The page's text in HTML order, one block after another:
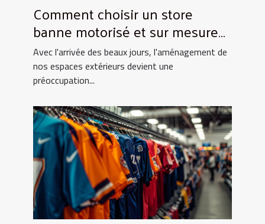
Comment choisir un store
banne motorisé et sur mesure
pour votre maison
Avec l'arrivée des beaux jours, l'aménagement de
nos espaces extérieurs devient une
préoccupation...